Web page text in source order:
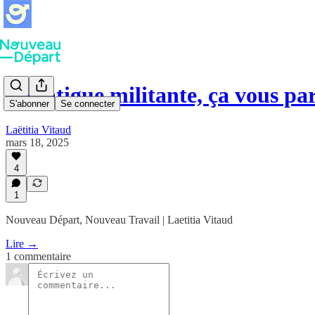
S'abonner Se connecter
La fatigue militante, ça vous
Laëtitia Vitaud
mars 18, 2025
4
1
Nouveau Départ, Nouveau Travail | Laetitia Vitaud
Lire →
1 commentaire